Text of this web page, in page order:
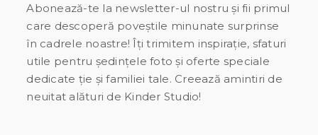
Abonează-te la newsletter-ul nostru și fii primul
care descoperă poveștile minunate surprinse
în cadrele noastre! Îți trimitem inspirație, sfaturi
utile pentru ședințele foto și oferte speciale
dedicate ție și familiei tale. Creează amintiri de
neuitat alături de Kinder Studio!